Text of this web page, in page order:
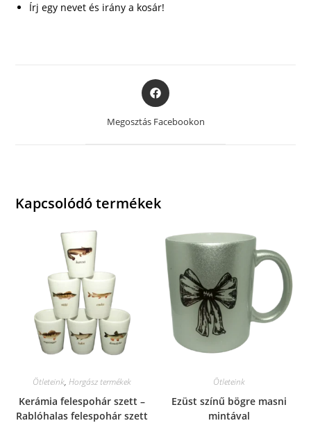
Írj egy nevet és irány a kosár!
Opens
in
a
Megosztás Facebookon
Kapcsolódó termékek
Ötleteink,Horgász termékek
Kerámia felespohár szett –
Rablóhalas felespohár szett
Ötleteink
Ezüst színű bögre masni
mintával